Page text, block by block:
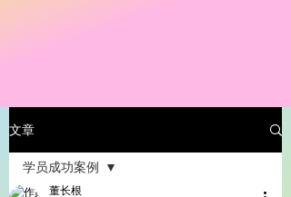
文章
学员成功案例
董长根